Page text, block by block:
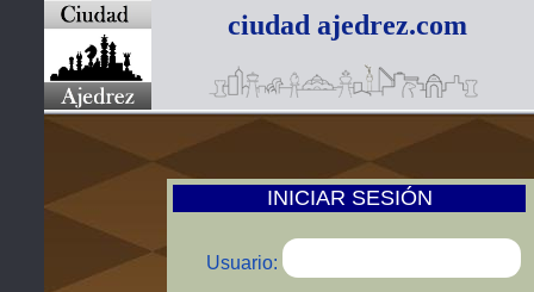
ciudad ajedrez.com
INICIAR SESIÓN
Usuario: